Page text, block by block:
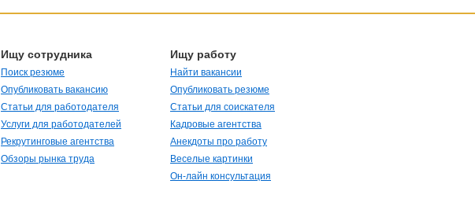
Ищу сотрудника
Поиск резюме
Опубликовать вакансию
Статьи для работодателя
Услуги для работодателей
Рекрутинговые агентства
Обзоры рынка труда
Ищу работу
Найти вакансии
Опубликовать резюме
Статьи для соискателя
Кадровые агентства
Анекдоты про работу
Веселые картинки
Он-лайн консультация